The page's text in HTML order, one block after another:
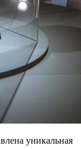
уникальная